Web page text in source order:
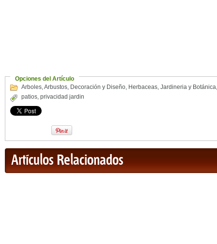
Opciones del Artículo
Arboles,Arbustos, Decoración y Diseño, Herbaceas, Jardineria y Botánica
patios, privacidad jardin
Artículos Relacionados